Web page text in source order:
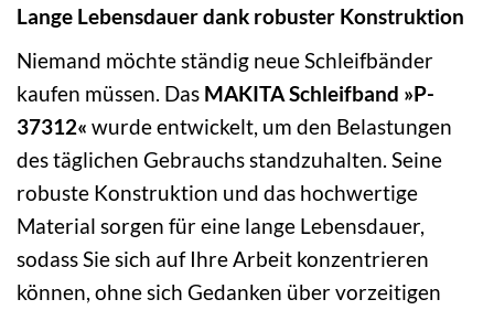
Lange Lebensdauer dank robuster Konstruktion
Niemand möchte ständig neue Schleifbänder
kaufen müssen. Das MAKITA Schleifband »P-
37312« wurde entwickelt, um den Belastungen
des täglichen Gebrauchs standzuhalten. Seine
robuste Konstruktion und das hochwertige
Material sorgen für eine lange Lebensdauer,
sodass Sie sich auf Ihre Arbeit konzentrieren
können, ohne sich Gedanken über vorzeitigen